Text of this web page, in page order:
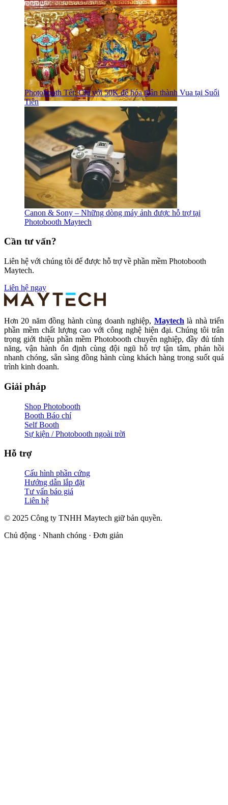
Photobooth Tết: Chỉ với 50K để hóa thân thành Vua tại Suối
Tiên
Canon & Sony – Những dòng máy ảnh được hỗ trợ tại
Photobooth Maytech
Cần tư vấn?
Liên hệ với chúng tôi để được hỗ trợ về phần mềm Photobooth
Maytech.
Liên hệ ngay
Hơn 20 năm đồng hành cùng doanh nghiệp, Maytech là nhà triển
phần mềm chất lượng cao với công nghệ hiện đại. Chúng tôi trân
trọng giới thiệu phần mềm Photobooth chuyên nghiệp, đầy đủ tính
năng, vận hành ổn định cùng đội ngũ hỗ trợ tận tâm, phản hồi
nhanh chóng, sẵn sàng đồng hành cùng khách hàng trong suốt quá
trình kinh doanh.
Giải pháp
Shop Photobooth
Booth Báo chí
Self Booth
Sự kiện / Photobooth ngoài trời
Hỗ trợ
Cấu hình phần cứng
Hướng dẫn lắp đặt
Tư vấn báo giá
Liên hệ
© 2025 Công ty TNHH Maytech giữ bản quyền.
Chủ động · Nhanh chóng · Đơn giản